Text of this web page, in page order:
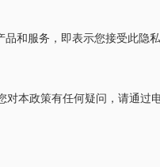
和服务，即表示您接受此隐
本政策有任何疑问，请通过